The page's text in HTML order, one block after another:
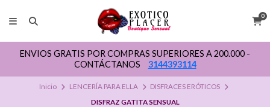
0
ENVIOS GRATIS POR COMPRAS SUPERIORES A 200.000 -
CONTÁCTANOS
3144393114
Inicio LENCERÍA PARA ELLA
DISFRACES ERÓTICOS
DISFRAZ GATITA SENSUAL